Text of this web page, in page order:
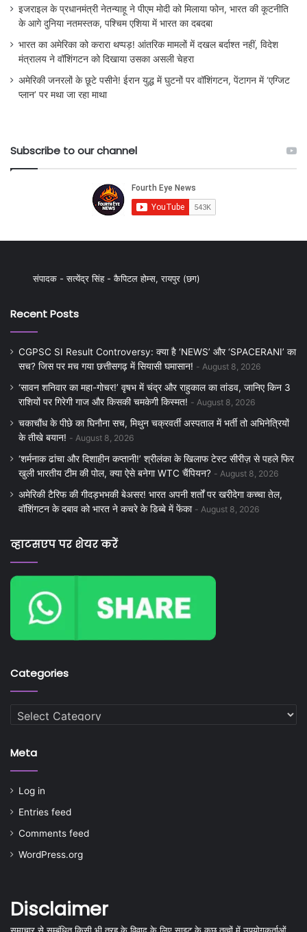
इजराइल के प्रधानमंत्री नेतन्याहू ने पीएम मोदी को मिलाया फोन, भारत की कूटनीति
के आगे दुनिया नतमस्तक, पश्चिम एशिया में भारत का दबदबा
भारत का अमेरिका को करारा थप्पड़! आंतरिक मामलों में दखल बर्दाश्त नहीं, विदेश
मंत्रालय ने वॉशिंगटन को दिखाया उसका असली चेहरा
अमेरिकी जनरलों के छूटे पसीने! ईरान युद्ध में घुटनों पर वॉशिंगटन, पेंटागन में ‘एग्जिट
प्लान’ पर मथा जा रहा माथा
Subscribe to our channel
संपादक - सत्येंद्र सिंह - कैपिटल होम्स, रायपुर (छग)
Recent Posts
CGPSC SI Result Controversy: क्या है ‘NEWS’ और ‘SPACERANI’ का
सच? जिस पर मच गया छत्तीसगढ़ में सियासी घमासान!
August 8, 2026
‘सावन शनिवार का महा-गोचर!’ वृषभ में चंद्र और राहुकाल का तांडव, जानिए किन 3
राशियों पर गिरेगी गाज और किसकी चमकेगी किस्मत!
August 8, 2026
चकाचौंध के पीछे का घिनौना सच, मिथुन चक्रवर्ती अस्पताल में भर्ती तो अभिनेत्रियों
के तीखे बयान!
August 8, 2026
‘शर्मनाक ढांचा और दिशाहीन कप्तानी!’ श्रीलंका के खिलाफ टेस्ट सीरीज़ से पहले फिर
खुली भारतीय टीम की पोल, क्या ऐसे बनेगा WTC चैंपियन?
August 8, 2026
अमेरिकी टैरिफ की गीदड़भभकी बेअसर! भारत अपनी शर्तों पर खरीदेगा कच्चा तेल,
वॉशिंगटन के दबाव को भारत ने कचरे के डिब्बे में फेंका
August 8, 2026
व्हाटसएप पर शेयर करें
Categories
Categories
Meta
Log in
Entries feed
Comments feed
WordPress.org
Disclaimer
समाचार से सम्बंधित किसी भी तरह के विवाद के लिए साइट के कुछ तत्वों में उपयोगकर्ताओं